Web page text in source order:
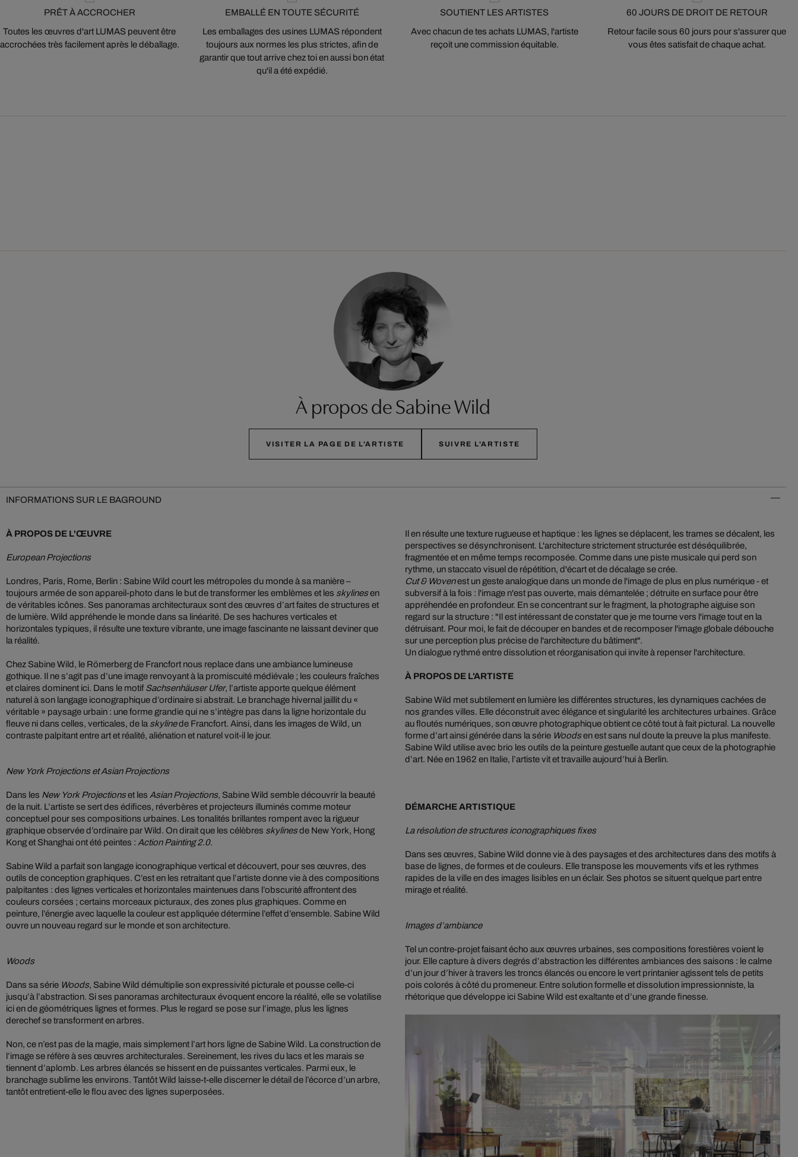
PRÊT À ACCROCHER
Toutes les œuvres d'art LUMAS peuvent être
accrochées très facilement après le déballage.
EMBALLÉ EN TOUTE SÉCURITÉ
Les emballages des usines LUMAS répondent
toujours aux normes les plus strictes, afin de
garantir que tout arrive chez toi en aussi bon état
qu'il a été expédié.
SOUTIENT LES ARTISTES
Avec chacun de tes achats LUMAS, l'artiste
reçoit une commission équitable.
60 JOURS DE DROIT DE RETOUR
Retour facile sous 60 jours pour s'assurer que
vous êtes satisfait de chaque achat.
À propos de Sabine Wild
VISITER LA PAGE DE L'ARTISTE SUIVRE L'ARTISTE
INFORMATIONS SUR LE BAGROUND
À PROPOS DE L'ŒUVRE
European Projections
Londres, Paris, Rome, Berlin : Sabine Wild court les métropoles du monde à sa manière –
toujours armée de son appareil-photo dans le but de transformer les emblèmes et les skylinesen
de véritables icônes. Ses panoramas architecturaux sont des œuvres d’art faites de structures et
de lumière. Wild appréhende le monde dans sa linéarité. De ses hachures verticales et
horizontales typiques, il résulte une texture vibrante, une image fascinante ne laissant deviner que
la réalité.
Chez Sabine Wild, le Römerberg de Francfort nous replace dans une ambiance lumineuse
gothique. Il ne s’agit pas d’une image renvoyant à la promiscuité médiévale ; les couleurs fraîches
et claires dominent ici. Dans le motif Sachsenhäuser Ufer, l’artiste apporte quelque élément
naturel à son langage iconographique d’ordinaire si abstrait. Le branchage hivernal jaillit du «
véritable » paysage urbain : une forme grandie qui ne s’intègre pas dans la ligne horizontale du
fleuve ni dans celles, verticales, de la skylinede Francfort. Ainsi, dans les images de Wild, un
contraste palpitant entre art et réalité, aliénation et naturel voit-il le jour.
New York Projections et Asian Projections
Dans les New York Projectionset les Asian Projections, Sabine Wild semble découvrir la beauté
de la nuit. L’artiste se sert des édifices, réverbères et projecteurs illuminés comme moteur
conceptuel pour ses compositions urbaines. Les tonalités brillantes rompent avec la rigueur
graphique observée d’ordinaire par Wild. On dirait que les célèbres skylinesde New York, Hong
Kong et Shanghai ont été peintes : Action Painting 2.0.
Sabine Wild a parfait son langage iconographique vertical et découvert, pour ses œuvres, des
outils de conception graphiques. C’est en les retraitant que l’artiste donne vie à des compositions
palpitantes : des lignes verticales et horizontales maintenues dans l’obscurité affrontent des
couleurs corsées ; certains morceaux picturaux, des zones plus graphiques. Comme en
peinture, l’énergie avec laquelle la couleur est appliquée détermine l’effet d’ensemble. Sabine Wild
ouvre un nouveau regard sur le monde et son architecture.
Woods
Dans sa série Woods, Sabine Wild démultiplie son expressivité picturale et pousse celle-ci
jusqu’à l’abstraction. Si ses panoramas architecturaux évoquent encore la réalité, elle se volatilise
ici en de géométriques lignes et formes. Plus le regard se pose sur l’image, plus les lignes
derechef se transforment en arbres.
Non, ce n’est pas de la magie, mais simplement l’art hors ligne de Sabine Wild. La construction de
l’image se réfère à ses œuvres architecturales. Sereinement, les rives du lacs et les marais se
tiennent d’aplomb. Les arbres élancés se hissent en de puissantes verticales. Parmi eux, le
branchage sublime les environs. Tantôt Wild laisse-t-elle discerner le détail de l’écorce d’un arbre,
tantôt entretient-elle le flou avec des lignes superposées.
Il en résulte une texture rugueuse et haptique : les lignes se déplacent, les trames se décalent, les
perspectives se désynchronisent. L'architecture strictement structurée est déséquilibrée,
fragmentée et en même temps recomposée. Comme dans une piste musicale qui perd son
rythme, un staccato visuel de répétition, d'écart et de décalage se crée.
Cut & Wovenest un geste analogique dans un monde de l'image de plus en plus numérique - et
subversif à la fois : l'image n'est pas ouverte, mais démantelée ; détruite en surface pour être
appréhendée en profondeur. En se concentrant sur le fragment, la photographe aiguise son
regard sur la structure : "Il est intéressant de constater que je me tourne vers l'image tout en la
détruisant. Pour moi, le fait de découper en bandes et de recomposer l'image globale débouche
sur une perception plus précise de l'architecture du bâtiment".
Un dialogue rythmé entre dissolution et réorganisation qui invite à repenser l'architecture.
À PROPOS DE L'ARTISTE
Sabine Wild met subtilement en lumière les différentes structures, les dynamiques cachées de
nos grandes villes. Elle déconstruit avec élégance et singularité les architectures urbaines. Grâce
au floutés numériques, son œuvre photographique obtient ce côté tout à fait pictural. La nouvelle
forme d’art ainsi générée dans la série Woodsen est sans nul doute la preuve la plus manifeste.
Sabine Wild utilise avec brio les outils de la peinture gestuelle autant que ceux de la photographie
d’art. Née en 1962 en Italie, l’artiste vit et travaille aujourd’hui à Berlin.
DÉMARCHE ARTISTIQUE
La résolution de structures iconographiques fixes
Dans ses œuvres, Sabine Wild donne vie à des paysages et des architectures dans des motifs à
base de lignes, de formes et de couleurs. Elle transpose les mouvements vifs et les rythmes
rapides de la ville en des images lisibles en un éclair. Ses photos se situent quelque part entre
mirage et réalité.
Images d’ambiance
Tel un contre-projet faisant écho aux œuvres urbaines, ses compositions forestières voient le
jour. Elle capture à divers degrés d’abstraction les différentes ambiances des saisons : le calme
d’un jour d’hiver à travers les troncs élancés ou encore le vert printanier agissent tels de petits
pois colorés à côté du promeneur. Entre solution formelle et dissolution impressionniste, la
rhétorique que développe ici Sabine Wild est exaltante et d’une grande finesse.